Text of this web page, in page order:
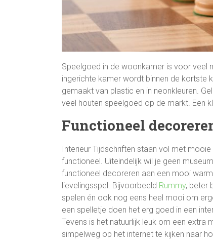
Speelgoed in de woonkamer is voor veel
ingerichte kamer wordt binnen de kortste
gemaakt van plastic en in neonkleuren.
veel houten speelgoed op de markt. Een
Functioneel
Interieur Tijdschriften staan vol met
functioneel. Uiteindelijk wil je geen
functioneel decoreren aan een mooi
lievelingsspel. Bijvoorbeeld Rummy, beter
spelen én ook nog eens heel mooi om
een spelletje doen het erg goed in een
Tevens is het natuurlijk leuk om een extra
simpelweg op het internet te kijken naar